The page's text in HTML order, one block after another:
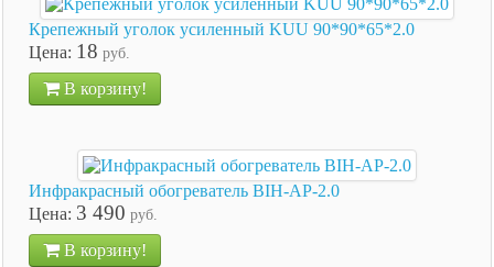
Крепежный уголок усиленный KUU 90*90*65*2.0
Цена: 18 руб.
В корзину!
Инфракрасный обогреватель BIH-AP-2.0
Цена: 3 490 руб.
В корзину!